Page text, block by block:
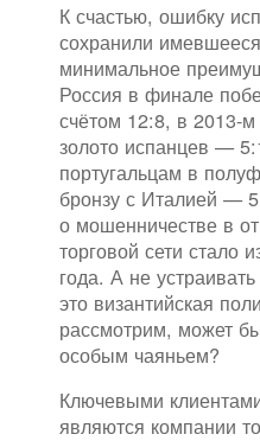
К счастью, ошибку
сохранили
минимальное
Россия в финале
счётом 12:8, в 2013-
золото испанцев —
португальцам в
бронзу с Италией —
о мошенничестве в
торговой сети стало
года. А не
это византийская
рассмотрим, может
особым чаяньем?
Ключевыми
являются компании